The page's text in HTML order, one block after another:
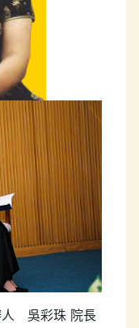
人 吳彩珠 院長